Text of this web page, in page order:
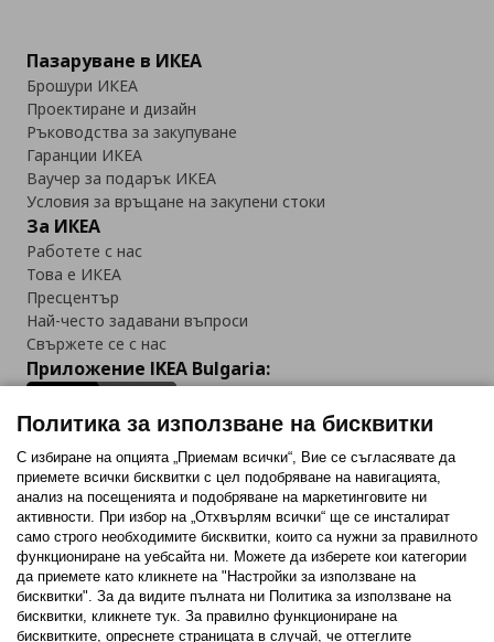
Пазаруване в ИКЕА
Брошури ИКЕА
Проектиране и дизайн
Ръководства за закупуване
Гаранции ИКЕА
Ваучер за подарък ИКЕА
Условия за връщане на закупени стоки
За ИКЕА
Работете с нас
Това е ИКЕА
Пресцентър
Най-често задавани въпроси
Свържете се с нас
Приложение IKEA Bulgaria:
Последвайте ни:
FacebookTwitterYoutubePinterestInstagram
Политика за използване на бисквитки
С избиране на опцията „Приемам всички“, Вие се съгласявате да
приемете всички бисквитки с цел подобряване на навигацията,
анализ на посещенията и подобряване на маркетинговите ни
активности. При избор на „Отхвърлям всички“ ще се инсталират
само строго необходимитe бисквитки, които са нужни за правилното
функциониране на уебсайта ни. Можете да изберете кои категории
да приемете като кликнете на "Настройки за използване на
бисквитки". За да видите пълната ни Политика за използване на
бисквитки, кликнете тук. За правилно функциониране на
бисквитките, опреснете страницата в случай, че оттеглите